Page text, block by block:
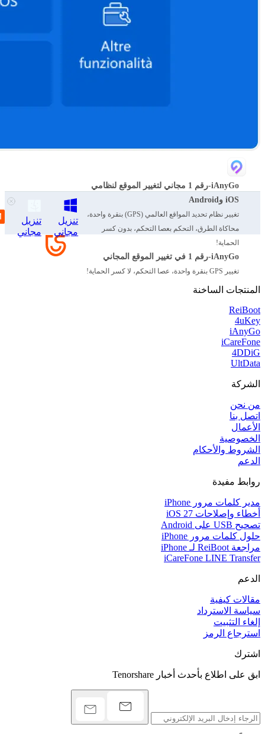
iAnyGo-رقم 1 مجاني لتغيير الموقع لنظامي
iOS وAndroid
تغيير نظام تحديد المواقع العالمي (GPS) بنقرة واحدة،
محاكاة الطرق، التحكم بعصا التحكم، بدون كسر
الحماية!
iAnyGo-رقم 1 في تغيير الموقع المجاني
تغيير GPS بنقرة واحدة، عصا التحكم، لا كسر الحماية!
تنزيل
مجاني
تنزيل
مجاني
المنتجات الساخنة
ReiBoot
4uKey
iAnyGo
iCareFone
4DDiG
UltData
الشركة
من نحن
اتصل بنا
الأعمال
الخصوصية
الشروط والأحكام
الدعم
روابط مفيدة
مدير كلمات مرور iPhone
أخطاء وإصلاحات iOS 27
تصحيح USB على Android
حلول كلمات مرور iPhone
مراجعة ReiBoot لـ iPhone
iCareFone LINE Transfer
الدعم
مقالات كيفية
سياسة الاسترداد
إلغاء التثبيت
استرجاع الرمز
اشترك
ابق على اطلاع بأحدث أخبار Tenorshare